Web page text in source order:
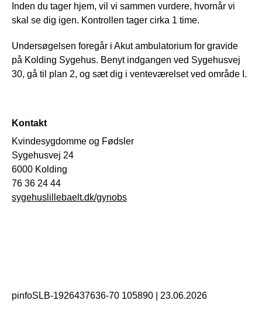
Inden du tager hjem, vil vi sammen vurdere, hvornår vi
skal se dig igen. Kontrollen tager cirka 1 time.
Undersøgelsen foregår i Akut ambulatorium for gravide
på Kolding Sygehus. Benyt indgangen ved Sygehusvej
30, gå til plan 2, og sæt dig i venteværelset ved område I.
Kontakt
Kvindesygdomme og Fødsler
Sygehusvej 24
6000 Kolding
76 36 24 44
sygehuslillebaelt.dk/gynobs
pinfoSLB-1926437636-70 105890 23.06.2026